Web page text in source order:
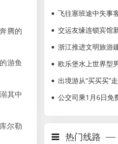
腾的
游鱼
其中
尔勒
出境游从“买买买”
公交司乘1月6日免
热门线路